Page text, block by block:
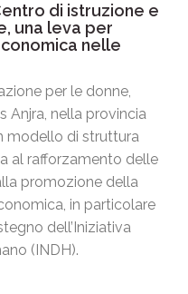
di istruzione e
una leva per
nelle
per le donne,
Anjra, nella provincia
modello di struttura
al rafforzamento delle
promozione della
in particolare
dell’Iniziativa
(INDH).